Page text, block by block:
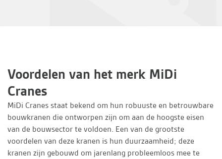
Voordelen van het merk MiDi
Cranes
MiDi Cranes staat bekend om hun robuuste en betrouwbare
bouwkranen die ontworpen zijn om aan de hoogste eisen
van de bouwsector te voldoen. Een van de grootste
voordelen van deze kranen is hun duurzaamheid; deze
kranen zijn gebouwd om jarenlang probleemloos mee te